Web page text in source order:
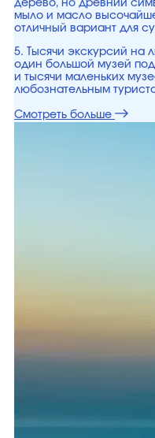
дерево, но древний
мыло и масло
отличный вариант для
5. Тысячи экскурсий на
один большой музей
и тысячи маленьких
любознательным
Смотреть больше